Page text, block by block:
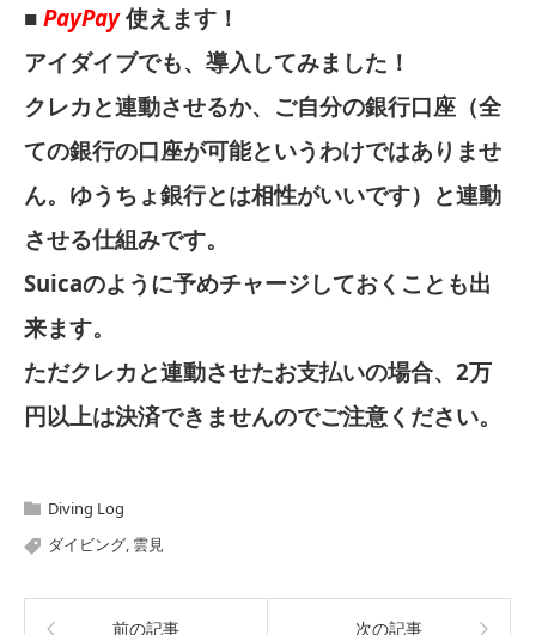
■ PayPay使えます！
アイダイブでも、導入してみました！
クレカと連動させるか、ご自分の銀行口座（全
ての銀行の口座が可能というわけではありませ
ん。ゆうちょ銀行とは相性がいいです）と連動
させる仕組みです。
Suicaのように予めチャージしておくことも出
来ます。
ただクレカと連動させたお支払いの場合、2万
円以上は決済できませんのでご注意ください。
Diving Log
ダイビング 雲見
前の記事 次の記事